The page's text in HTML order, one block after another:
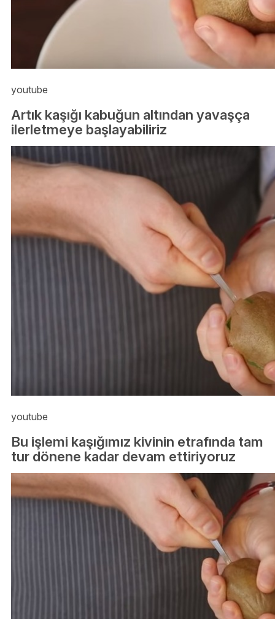
youtube
Artık kaşığı kabuğun altından yavaşça
ilerletmeye başlayabiliriz
youtube
Bu işlemi kaşığımız kivinin etrafında tam
tur dönene kadar devam ettiriyoruz